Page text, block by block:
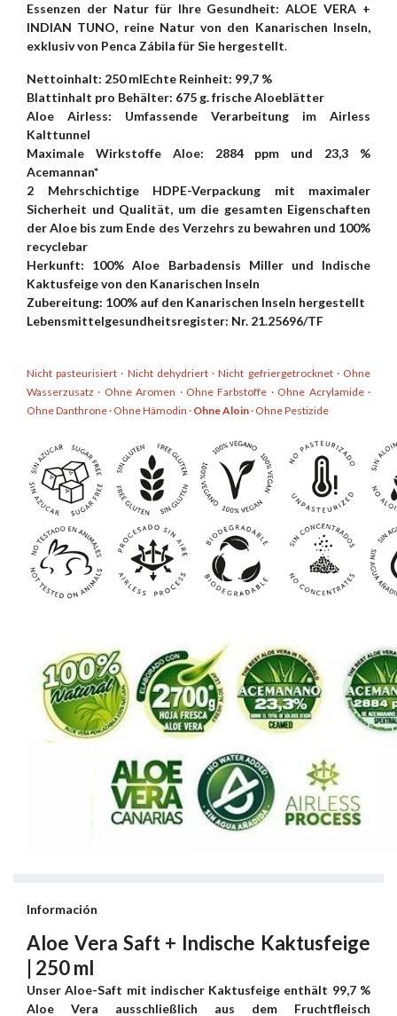
Essenzen der Natur für Ihre Gesundheit: ALOE VERA +
INDIAN TUNO, reine Natur von den Kanarischen Inseln,
exklusiv von Penca Zábila für Sie hergestellt.
Nettoinhalt: 250 mlEchte Reinheit: 99,7 %
Blattinhalt pro Behälter: 675 g. frische Aloeblätter
Aloe Airless: Umfassende Verarbeitung im Airless
Kalttunnel
Maximale Wirkstoffe Aloe: 2884 ppm und 23,3 %
Acemannan*
2 Mehrschichtige HDPE-Verpackung mit maximaler
Sicherheit und Qualität, um die gesamten Eigenschaften
der Aloe bis zum Ende des Verzehrs zu bewahren und 100%
recyclebar
Herkunft: 100% Aloe Barbadensis Miller und Indische
Kaktusfeige von den Kanarischen Inseln
Zubereitung: 100% auf den Kanarischen Inseln hergestellt
Lebensmittelgesundheitsregister: Nr. 21.25696/TF
Nicht pasteurisiert · Nicht dehydriert · Nicht gefriergetrocknet · Ohne
Wasserzusatz · Ohne Aromen · Ohne Farbstoffe · Ohne Acrylamide ·
Ohne Danthrone · Ohne Hämodin · Ohne Aloin· Ohne Pestizide
Información
Aloe Vera Saft + Indische Kaktusfeige
| 250 ml
Unser Aloe-Saft mit indischer Kaktusfeige enthält 99,7 %
Aloe Vera ausschließlich aus dem Fruchtfleisch